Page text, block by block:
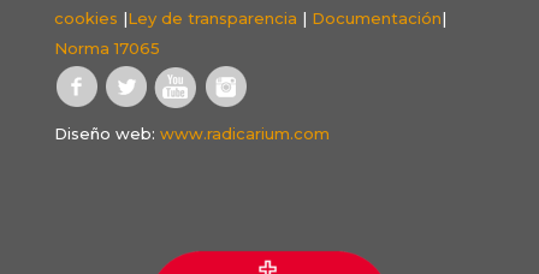
cookies |Ley de transparencia | Documentación|
Norma 17065
Diseño web: www.radicarium.com